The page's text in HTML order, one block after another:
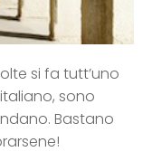
si fa tutt’uno
sono
Bastano